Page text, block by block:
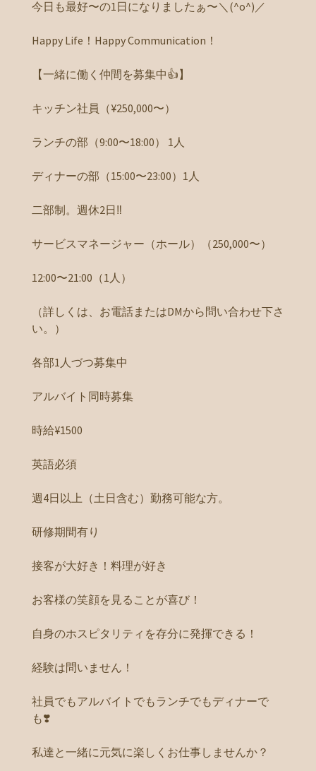
今日も最好〜の1日になりましたぁ〜＼(^o^)／
Happy Life！Happy Communication！
【一緒に働く仲間を募集中👍】
キッチン社員（¥250,000〜）
ランチの部（9:00〜18:00） 1人
ディナーの部（15:00〜23:00）1人
二部制。週休2日‼️
サービスマネージャー（ホール）（250,000〜）
12:00〜21:00（1人）
（詳しくは、お電話またはDMから問い合わせ下さ
い。）
各部1人づつ募集中
アルバイト同時募集
時給¥1500
英語必須
週4日以上（土日含む）勤務可能な方。
研修期間有り
接客が大好き！料理が好き
お客様の笑顔を見ることが喜び！
自身のホスピタリティを存分に発揮できる！
経験は問いません！
社員でもアルバイトでもランチでもディナーで
も❣️
私達と一緒に元気に楽しくお仕事しませんか？